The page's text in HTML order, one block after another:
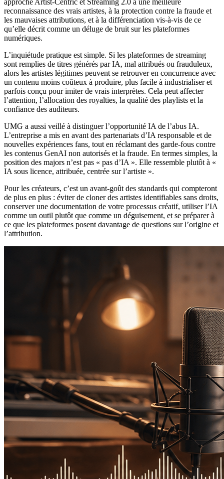
approche Artist-Centric et Streaming 2.0 à une meilleure
reconnaissance des vrais artistes, à la protection contre la fraude et
les mauvaises attributions, et à la différenciation vis-à-vis de ce
qu’elle décrit comme un déluge de bruit sur les plateformes
numériques.
L’inquiétude pratique est simple. Si les plateformes de streaming
sont remplies de titres générés par IA, mal attribués ou frauduleux,
alors les artistes légitimes peuvent se retrouver en concurrence avec
un contenu moins coûteux à produire, plus facile à industrialiser et
parfois conçu pour imiter de vrais interprètes. Cela peut affecter
l’attention, l’allocation des royalties, la qualité des playlists et la
confiance des auditeurs.
UMG a aussi veillé à distinguer l’opportunité IA de l’abus IA.
L’entreprise a mis en avant des partenariats d’IA responsable et de
nouvelles expériences fans, tout en réclamant des garde-fous contre
les contenus GenAI non autorisés et la fraude. En termes simples, la
position des majors n’est pas « pas d’IA ». Elle ressemble plutôt à «
IA sous licence, attribuée, centrée sur l’artiste ».
Pour les créateurs, c’est un avant-goût des standards qui compteront
de plus en plus : éviter de cloner des artistes identifiables sans droits,
conserver une documentation de votre processus créatif, utiliser l’IA
comme un outil plutôt que comme un déguisement, et se préparer à
ce que les plateformes posent davantage de questions sur l’origine et
l’attribution.